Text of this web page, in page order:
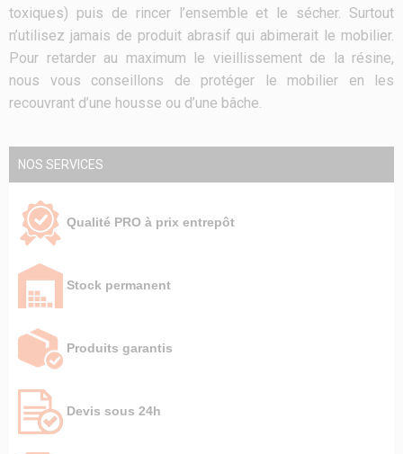
toxiques) puis de rincer l’ensemble et le sécher. Surtout
n’utilisez jamais de produit abrasif qui abimerait le mobilier.
Pour retarder au maximum le vieillissement de la résine,
nous vous conseillons de protéger le mobilier en les
recouvrant d’une housse ou d’une bâche.
NOS SERVICES
Qualité PRO à prix entrepôt
Stock permanent
Produits garantis
Devis sous 24h